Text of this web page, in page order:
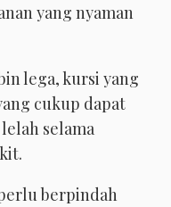
yang nyaman
lega, kursi yang
cukup dapat
selama
berpindah